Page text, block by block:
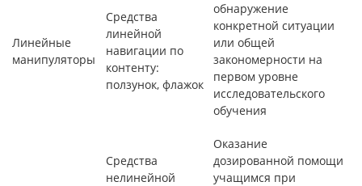
Линейные
манипуляторы
Средства
линейной
навигации по
контенту:
ползунок, флажок
обнаружение
конкретной ситуации
или общей
закономерности на
первом уровне
исследовательского
обучения
Средства
нелинейной
Оказание
дозированной помощи
учащимся при